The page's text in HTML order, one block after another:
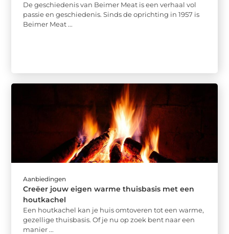
De geschiedenis van Beimer Meat is een verhaal vol
passie en geschiedenis. Sinds de oprichting in 1957 is
Beimer Meat ...
Aanbiedingen
Creëer jouw eigen warme thuisbasis met een
houtkachel
Een houtkachel kan je huis omtoveren tot een warme,
gezellige thuisbasis. Of je nu op zoek bent naar een
manier ...